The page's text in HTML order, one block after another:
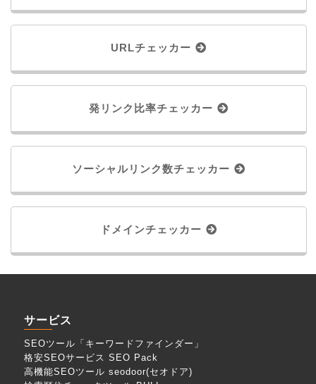
URLチェッカー
発リンク比率チェッカー
ソーシャルリンク数チェッカー
ドメインチェッカー
サービス
SEOツール「キーワードファインダー」
格安SEOサービス SEO Pack
高機能SEOツール seodoor(セオドア)